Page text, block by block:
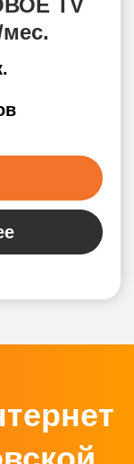
TV
мес.